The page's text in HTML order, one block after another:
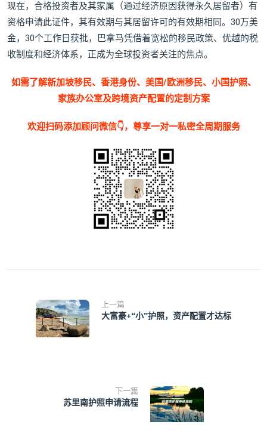
现在，合格投资者及其家属（通过经济原因获得永久居留者）有
资格申请此证件，其有效期与其居留许可的有效期相同。30万美
金，30个工作日获批，巴拿马凭借着宽松的移民政策、优越的税
收制度和经济体系，正成为全球投资者关注的焦点。
如需了解新加坡移民、香港身份、美国/欧洲移民、小国护照、
家族办公室及跨境资产配置的定制方案
欢迎扫码添加顾问微信👇，尊享一对一私密全周期服务
上一篇
大富豪+“小”护照，资产配置才达标
下一篇
苏里南护照申请流程